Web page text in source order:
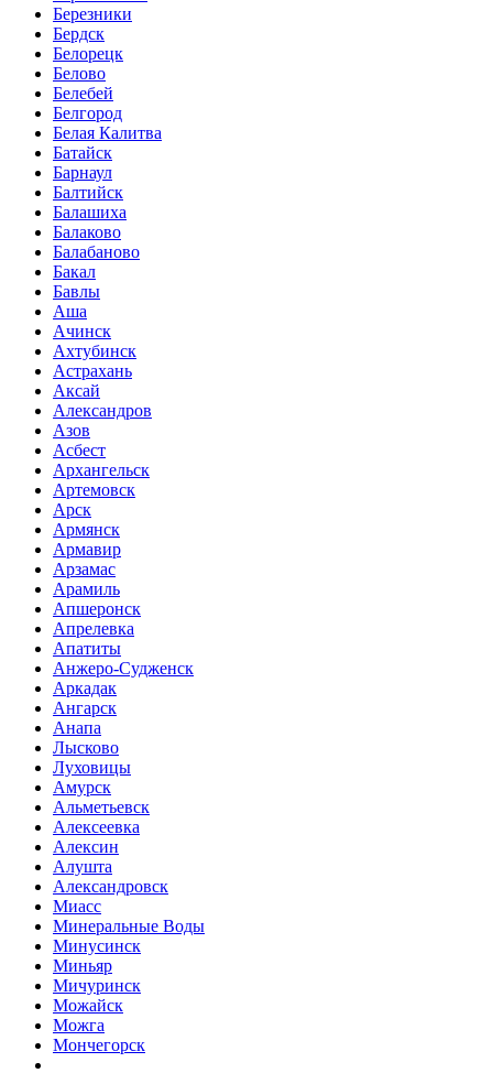
Березники
Бердск
Белорецк
Белово
Белебей
Белгород
Белая Калитва
Батайск
Барнаул
Балтийск
Балашиха
Балаково
Балабаново
Бакал
Бавлы
Аша
Ачинск
Ахтубинск
Астрахань
Аксай
Александров
Азов
Асбест
Архангельск
Артемовск
Арск
Армянск
Армавир
Арзамас
Арамиль
Апшеронск
Апрелевка
Апатиты
Анжеро-Судженск
Аркадак
Ангарск
Анапа
Лысково
Луховицы
Амурск
Альметьевск
Алексеевка
Алексин
Алушта
Александровск
Миасс
Минеральные Воды
Минусинск
Миньяр
Мичуринск
Можайск
Можга
Мончегорск